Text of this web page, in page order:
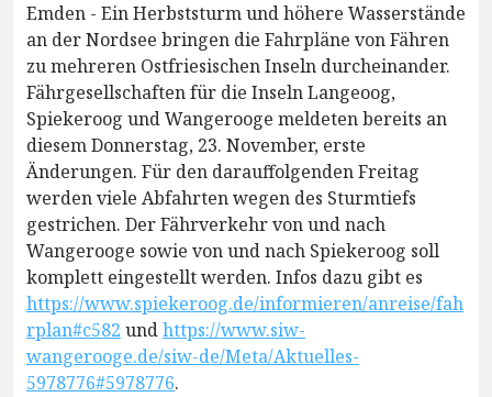
Emden - Ein Herbststurm und höhere Wasserstände
an der Nordsee bringen die Fahrpläne von Fähren
zu mehreren Ostfriesischen Inseln durcheinander.
Fährgesellschaften für die Inseln Langeoog,
Spiekeroog und Wangerooge meldeten bereits an
diesem Donnerstag, 23. November, erste
Änderungen. Für den darauffolgenden Freitag
werden viele Abfahrten wegen des Sturmtiefs
gestrichen. Der Fährverkehr von und nach
Wangerooge sowie von und nach Spiekeroog soll
komplett eingestellt werden. Infos dazu gibt es
https://www.spiekeroog.de/informieren/anreise/fah
rplan#c582 undhttps://www.siw-
wangerooge.de/siw-de/Meta/Aktuelles-
5978776#5978776.